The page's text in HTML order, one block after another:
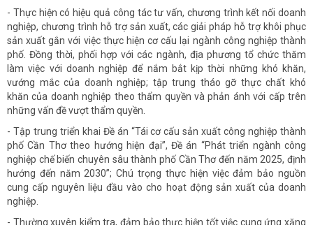
- Thực hiện có hiệu quả công tác tư vấn, chương trình kết nối doanh
nghiệp, chương trình hỗ trợ sản xuất, các giải pháp hỗ trợ khôi phục
sản xuất gắn với việc thực hiện cơ cấu lại ngành công nghiệp thành
phố. Đồng thời, phối hợp với các ngành, địa phương tổ chức thăm
làm việc với doanh nghiệp để nắm bắt kịp thời những khó khăn,
vướng mắc của doanh nghiệp; tập trung tháo gỡ thực chất khó
khăn của doanh nghiệp theo thẩm quyền và phản ánh với cấp trên
những vấn đề vượt thẩm quyền.
- Tập trung triển khai Đề án “Tái cơ cấu sản xuất công nghiệp thành
phố Cần Thơ theo hướng hiện đại”, Đề án “Phát triển ngành công
nghiệp chế biến chuyên sâu thành phố Cần Thơ đến năm 2025, định
hướng đến năm 2030”; Chú trọng thực hiện việc đảm bảo nguồn
cung cấp nguyên liệu đầu vào cho hoạt động sản xuất của doanh
nghiệp.
- Thường xuyên kiểm tra, đảm bảo thực hiện tốt việc cung ứng xăng